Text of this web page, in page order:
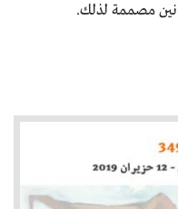
مصممة لذلك.